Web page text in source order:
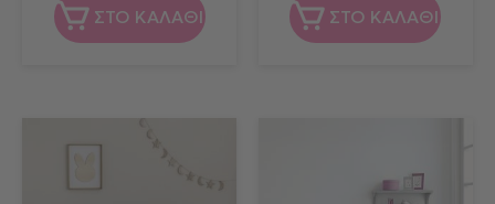
ΣΤΟ ΚΑΛΑΘΙ ΣΤΟ ΚΑΛΑΘΙ